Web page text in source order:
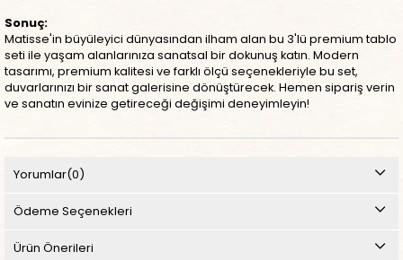
Sonuç:
Matisse'in büyüleyici dünyasından ilham alan bu 3'lü premium tablo
seti ile yaşam alanlarınıza sanatsal bir dokunuş katın. Modern
tasarımı, premium kalitesi ve farklı ölçü seçenekleriyle bu set,
duvarlarınızı bir sanat galerisine dönüştürecek. Hemen sipariş verin
ve sanatın evinize getireceği değişimi deneyimleyin!
Yorumlar(0)
Ödeme Seçenekleri
Ürün Önerileri